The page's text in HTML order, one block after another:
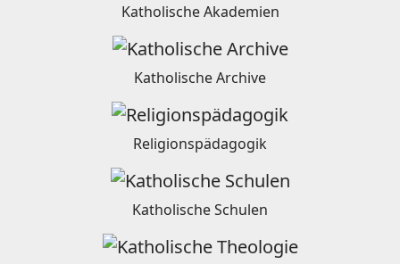
Katholische Akademien
Katholische Archive
Religionspädagogik
Katholische Schulen